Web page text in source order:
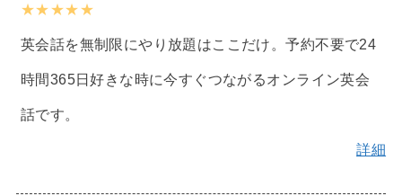
★★★★★
英会話を無制限にやり放題はここだけ。予約不要で24
時間365日好きな時に今すぐつながるオンライン英会
話です。
詳細